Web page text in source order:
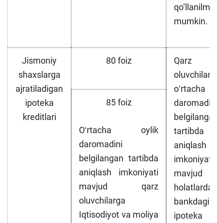
mumkin.
Jismoniy
shaxslarga
ajratiladigan
ipoteka
kreditlari
80 foiz
Qarz
oʻrtacha
daromadini
tartibda
aniqlash
imkoniyati
mavjud
holatlarda
bankdagi
ipoteka
85 foiz
Oʻrtacha oylik
daromadini
belgilangan tartibda
aniqlash imkoniyati
mavjud qarz
oluvchilarga
Iqtisodiyot va moliya